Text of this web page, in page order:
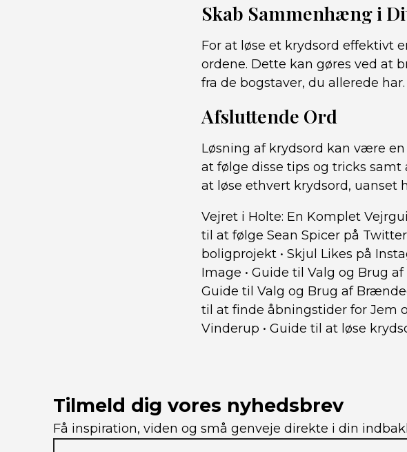
Skab Sammenhæng i
For at løse et krydsord effektivt
ordene. Dette kan gøres ved at
fra de bogstaver, du allerede har.
Afsluttende Ord
Løsning af krydsord kan være
at følge disse tips og tricks
at løse ethvert krydsord, uanset
Vejret i Holte: En Komplet
til at følge Sean Spicer på Twitter
boligprojekt • Skjul Likes på
Image • Guide til Valg og Brug
Guide til Valg og Brug af
til at finde åbningstider for Jem
Vinderup • Guide til at løse
Tilmeld dig vores nyhedsbrev
Få inspiration, viden og små genveje direkte i din